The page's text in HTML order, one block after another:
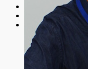
Nous Découvrir
Nous Soutenir
Plan du site